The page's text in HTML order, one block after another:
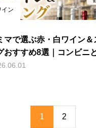
イン
マで選ぶ赤・白ワイン＆
おすすめ8選｜コンビニ
力派ボトル
1 2